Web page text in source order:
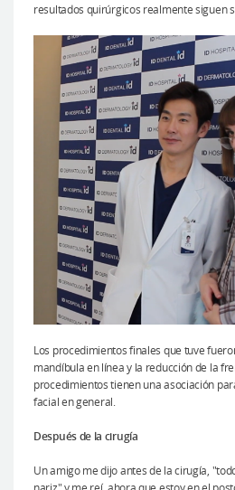
resultados quirúrgicos realmente siguen
Los procedimientos finales que tuve
mandíbula en línea y la reducción de la
procedimientos tienen una asociación
facial en general.
Después de la cirugía
Un amigo me dijo antes de la cirugía,